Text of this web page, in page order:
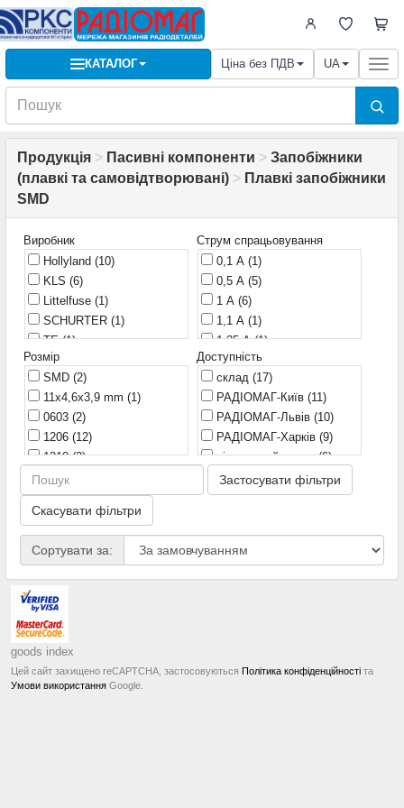
КАТАЛОГ Ціна без ПДВ UA
Продукція > Пасивні компоненти > Запобіжники
(плавкі та самовідтворювані) > Плавкі запобіжники
SMD
Виробник
Hollyland (10)
KLS (6)
Littelfuse (1)
SCHURTER (1)
TE(1)
TeleLink
Unictron
Струм спрацьовування
0,1 А (1)
0,5 А (5)
1 А (6)
1,1 А (1)
1,25 А(1)
2 А(5)
3 А(2)
4 А(2)
5 А(2)
10 А(1)
Розмір
SMD (2)
11x4,6x3,9 mm (1)
0603 (2)
1206 (12)
1210(2)
1812
2410(6)
Доступність
склад (17)
РАДІОМАГ-Київ (11)
РАДІОМАГ-Львів (10)
РАДІОМАГ-Харків (9)
віддалений склад(6)
РАДІОМАГ-Дніпро (10)
Застосувати фільтри
Скасувати фільтри
Сортувати за:
goods index
Цей сайт захищено reCAPTCHA, застосовуються Політика конфіденційності та
Умови використання Google.